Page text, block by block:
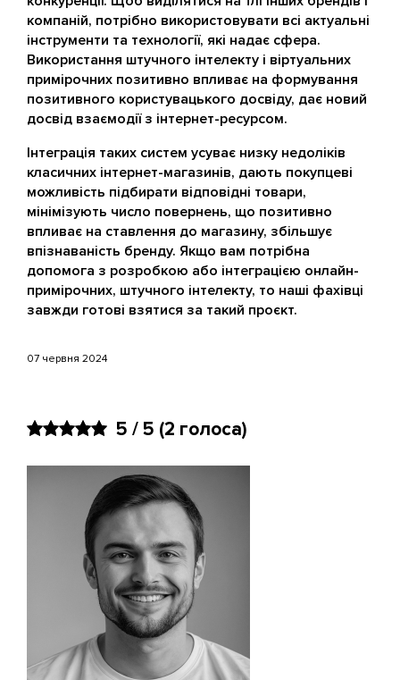
компаній, потрібно використовувати всі актуальні
інструменти та технології, які надає сфера.
Використання штучного інтелекту і віртуальних
примірочних позитивно впливає на формування
позитивного користувацького досвіду, дає новий
досвід взаємодії з інтернет-ресурсом.
Інтеграція таких систем усуває низку недоліків
класичних інтернет-магазинів, дають покупцеві
можливість підбирати відповідні товари,
мінімізують число повернень, що позитивно
впливає на ставлення до магазину, збільшує
впізнаваність бренду. Якщо вам потрібна
допомога з розробкою або інтеграцією онлайн-
примірочних, штучного інтелекту, то наші фахівці
завжди готові взятися за такий проєкт.
07 червня 2024
5 / 5 (2 голоса)